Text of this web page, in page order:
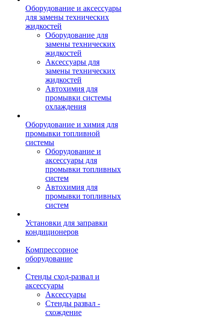
Оборудование и аксессуары
для замены технических
жидкостей
Оборудование для
замены технических
жидкостей
Аксессуары для
замены технических
жидкостей
Автохимия для
промывки системы
охлаждения
Оборудование и химия для
промывки топливной
системы
Оборудование и
аксессуары для
промывки топливных
систем
Автохимия для
промывки топливных
систем
Установки для заправки
кондиционеров
Компрессорное
оборудование
Стенды сход-развал и
аксессуары
Аксессуары
Стенды развал -
схождение